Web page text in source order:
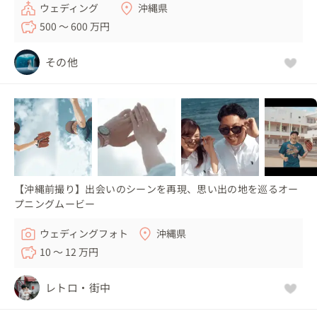
ウェディング
沖縄県
500 〜 600 万円
その他
【沖縄前撮り】出会いのシーンを再現、思い出の地を巡るオー
プニングムービー
ウェディングフォト
沖縄県
10 〜 12 万円
レトロ・街中